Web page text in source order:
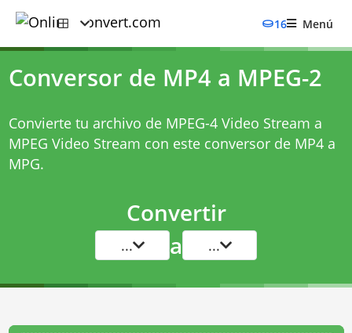
16 Menú
Conversor de MP4 a MPEG-2
Convierte tu archivo de MPEG-4 Video Stream a
MPEG Video Stream con este conversor de MP4 a
MPG.
Convertir
... a ...